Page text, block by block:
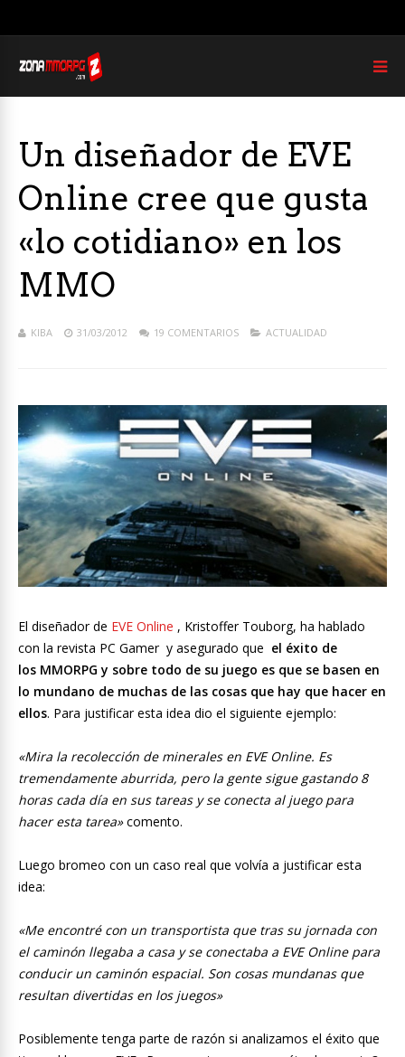
Un diseñador de EVE
Online cree que gusta
«lo cotidiano» en los
MMO
KIBA 31/03/2012 19 COMENTARIOS ACTUALIDAD
El diseñador de EVE Online , Kristoffer Touborg, ha hablado
con la revista PC Gamer y asegurado que el éxito de
los MMORPG y sobre todo de su juego es que se basen en
lo mundano de muchas de las cosas que hay que hacer en
ellos. Para justificar esta idea dio el siguiente ejemplo:
«Mira la recolección de minerales en EVE Online. Es
tremendamente aburrida, pero la gente sigue gastando 8
horas cada día en sus tareas y se conecta al juego para
hacer esta tarea»comento.
Luego bromeo con un caso real que volvía a justificar esta
idea:
«Me encontré con un transportista que tras su jornada con
el caminón llegaba a casa y se conectaba a EVE Online para
conducir un caminón espacial. Son cosas mundanas que
resultan divertidas en los juegos»
Posiblemente tenga parte de razón si analizamos el éxito que